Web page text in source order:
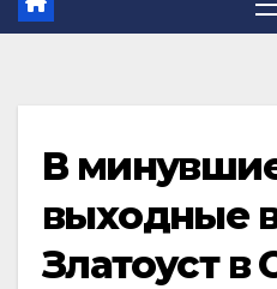
В
выходные
Златоуст в